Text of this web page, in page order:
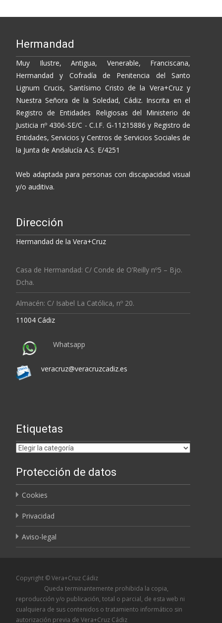
Hermandad
Muy Ilustre, Antigua, Venerable, Franciscana,
Hermandad y Cofradía de Penitencia del Santo
Lignum Crucis, Santísimo Cristo de la Vera+Cruz y
Nuestra Señora de la Soledad, Cádiz. Inscrita en el
Registro de Entidades Religiosas del Ministerio de
Justicia nº 4306-SE/C - C.I.F. G-11215886 y Registro de
Entidades, Servicios y Centros de Servicios Sociales de
la Junta de Andalucía A.S. E/4251
Web adaptada para personas con discapacidad visual
y/o auditiva.
Dirección
Hermandad de la Vera+Cruz
Casa de Hermandad: C/ Conde de O’Reilly nº5 – Bjo.
Dcha.
Almacén: C/ Isabel La Católica, nº 20.
11004 Cádiz
Whatsapp
veracruz@veracruzcadiz.es
Etiquetas
Etiquetas
Protección de datos
Cookies
Privacidad
Aviso-legal
Copyright © Vera+Cruz Cádiz
Queda terminantemente prohibida la copia,
reproducción y/o publicación, total o parcial, de esta web ni
cualquiera de sus contenidos o tratamiento informático sin
autorización previa de Vera+Cruz Cádiz